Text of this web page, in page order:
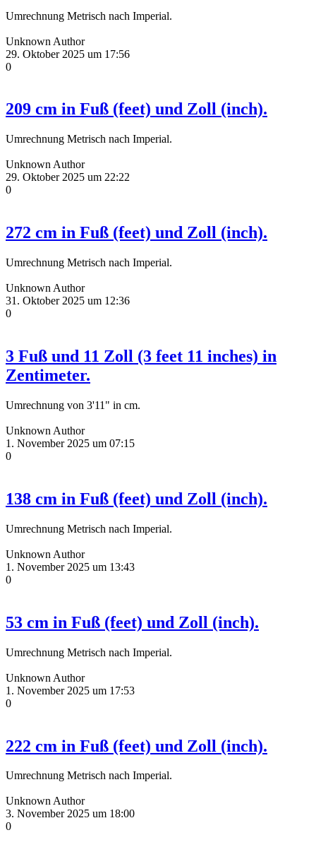
Umrechnung Metrisch nach Imperial.
Unknown Author
29. Oktober 2025 um 17:56
0
209 cm in Fuß (feet) und Zoll (inch).
Umrechnung Metrisch nach Imperial.
Unknown Author
29. Oktober 2025 um 22:22
0
272 cm in Fuß (feet) und Zoll (inch).
Umrechnung Metrisch nach Imperial.
Unknown Author
31. Oktober 2025 um 12:36
0
3 Fuß und 11 Zoll (3 feet 11 inches) in
Zentimeter.
Umrechnung von 3'11" in cm.
Unknown Author
1. November 2025 um 07:15
0
138 cm in Fuß (feet) und Zoll (inch).
Umrechnung Metrisch nach Imperial.
Unknown Author
1. November 2025 um 13:43
0
53 cm in Fuß (feet) und Zoll (inch).
Umrechnung Metrisch nach Imperial.
Unknown Author
1. November 2025 um 17:53
0
222 cm in Fuß (feet) und Zoll (inch).
Umrechnung Metrisch nach Imperial.
Unknown Author
3. November 2025 um 18:00
0